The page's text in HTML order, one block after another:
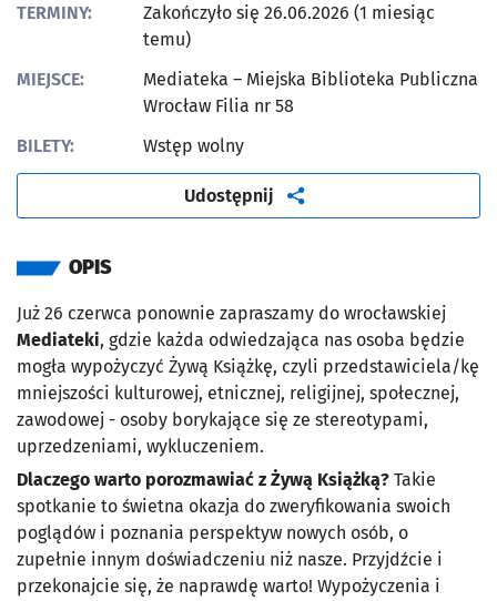
TERMINY:
Zakończyło się 26.06.2026 (1 miesiąc
temu)
MIEJSCE:
Mediateka – Miejska Biblioteka Publiczna
Wrocław Filia nr 58
BILETY:
Wstęp wolny
Udostępnij artykuł
OPIS
Już 26 czerwca ponownie zapraszamy do wrocławskiej
Mediateki, gdzie każda odwiedzająca nas osoba będzie
mogła wypożyczyć Żywą Książkę, czyli przedstawiciela/kę
mniejszości kulturowej, etnicznej, religijnej, społecznej,
zawodowej - osoby borykające się ze stereotypami,
uprzedzeniami, wykluczeniem.
Dlaczego warto porozmawiać z Żywą Książką? Takie
spotkanie to świetna okazja do zweryfikowania swoich
poglądów i poznania perspektyw nowych osób, o
zupełnie innym doświadczeniu niż nasze. Przyjdźcie i
przekonajcie się, że naprawdę warto! Wypożyczenia i